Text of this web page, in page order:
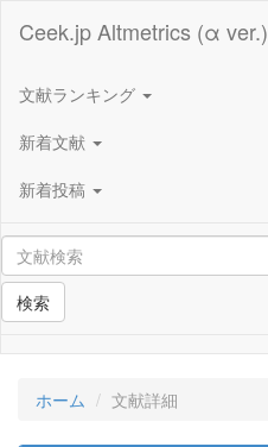
Ceek.jp Altmetrics (α ver.)
文献ランキング
新着文献
新着投稿
検索
ホーム 文献詳細